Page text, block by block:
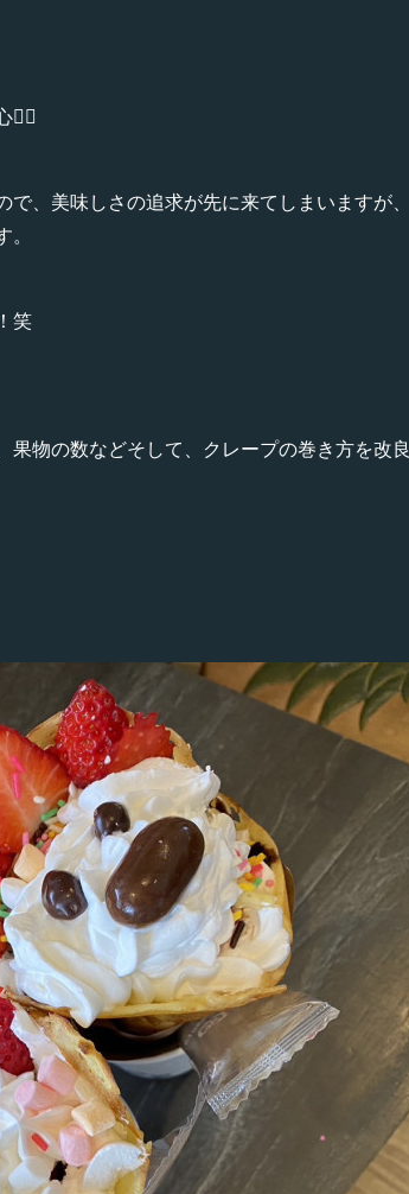
、美味しさの追求が先に来てしまいますが
笑
物の数などそして、クレープの巻き方を改